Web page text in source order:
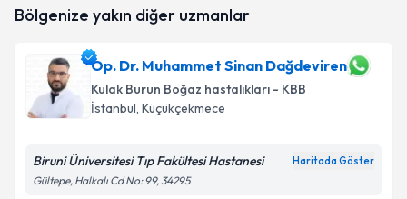
Takvim Talebini Gönder
oluşturun. Size bu uzmandan randevu almanız için bir
E-posta Adresiniz
Kişisel verilerimin işlenmesine ilişkin
Aydınlatma
Metni'ni okudum ve kişisel verilerimin belirtilen
Bölgenize yakın diğer uzmanlar
Op. Dr. Muhammet Sinan Dağdeviren
Kulak Burun Boğaz hastalıkları - KBB
İstanbul, Küçükçekmece
Biruni Üniversitesi Tıp Fakültesi Hastanesi Haritada Göster
Gültepe, Halkalı Cd No: 99, 34295